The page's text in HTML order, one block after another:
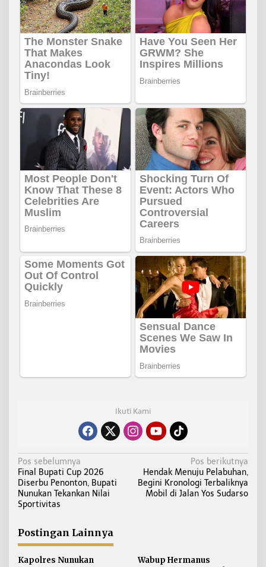
Ikuti Kami
N
a
v
i
a
s
i
Pos sebelumnya
Final Bupati Cup 2026
Diserbu Penonton, Bupati
Nunukan Tekankan Nilai
Sportivitas
Pos berikutnya
Hendak Menuju Pelabuhan,
Begini Kronologi Terbaliknya
Mobil di Jalan Yos Sudarso
Postingan Lainnya
Kapolres Nunukan
Wabup Hermanus